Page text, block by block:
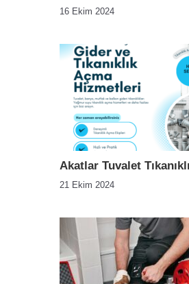
16 Ekim 2024
Akatlar Tuvalet
21 Ekim 2024